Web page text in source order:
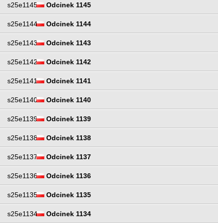
s25e1145 Odcinek 1145
s25e1144 Odcinek 1144
s25e1143 Odcinek 1143
s25e1142 Odcinek 1142
s25e1141 Odcinek 1141
s25e1140 Odcinek 1140
s25e1139 Odcinek 1139
s25e1138 Odcinek 1138
s25e1137 Odcinek 1137
s25e1136 Odcinek 1136
s25e1135 Odcinek 1135
s25e1134 Odcinek 1134